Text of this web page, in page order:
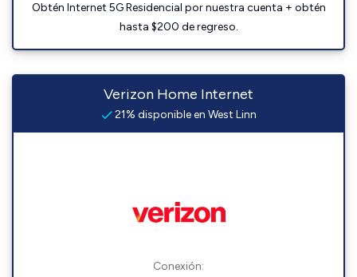
Obtén Internet 5G Residencial por nuestra cuenta + obtén
hasta $200 de regreso.
Verizon Home Internet
21% disponible en West Linn
Conexión: